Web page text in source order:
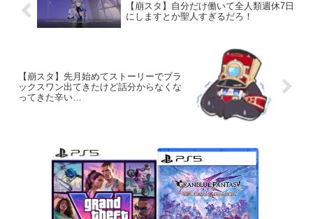
【崩スタ】自分だけ働いて全人類週休7日
にしますとか聖人すぎるだろ！
【崩スタ】先月始めてストーリーでブラ
ックスワン出てきたけど話分からなくな
ってきた辛い…